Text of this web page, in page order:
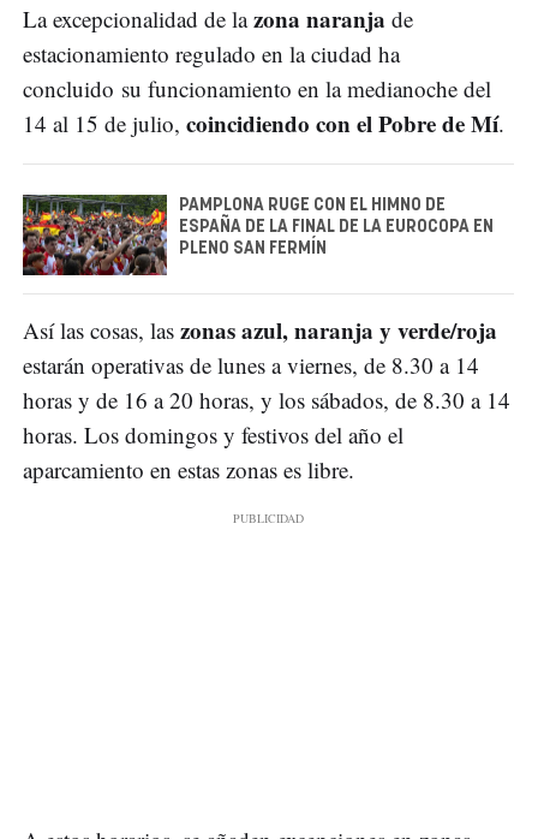
La excepcionalidad de lazona naranja de
estacionamiento regulado en la ciudad ha
concluido su funcionamiento en la medianoche del
14 al 15 de julio, coincidiendo con el Pobre de Mí.
PAMPLONA RUGE CON EL HIMNO DE
ESPAÑA DE LA FINAL DE LA EUROCOPA EN
PLENO SAN FERMÍN
Así las cosas, las zonas azul, naranja y verde/roja
estarán operativas de lunes a viernes, de 8.30 a 14
horas y de 16 a 20 horas, y los sábados, de 8.30 a 14
horas. Los domingos y festivos del año el
aparcamiento en estas zonas es libre.